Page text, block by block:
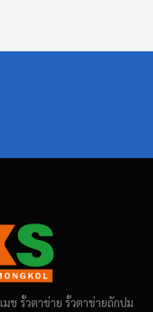
มช รั้วตาข่าย รั้วตาข่ายถักปม